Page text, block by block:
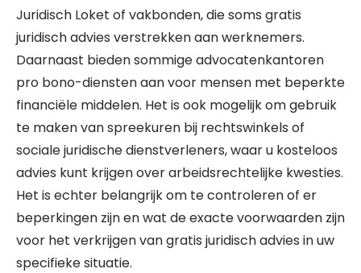
Juridisch Loket of vakbonden, die soms gratis
juridisch advies verstrekken aan werknemers.
Daarnaast bieden sommige advocatenkantoren
pro bono-diensten aan voor mensen met beperkte
financiële middelen. Het is ook mogelijk om gebruik
te maken van spreekuren bij rechtswinkels of
sociale juridische dienstverleners, waar u kosteloos
advies kunt krijgen over arbeidsrechtelijke kwesties.
Het is echter belangrijk om te controleren of er
beperkingen zijn en wat de exacte voorwaarden zijn
voor het verkrijgen van gratis juridisch advies in uw
specifieke situatie.